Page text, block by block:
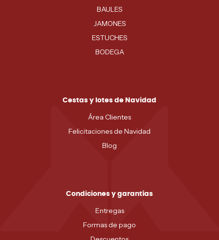
BAULES
JAMONES
ESTUCHES
BODEGA
Cestas y lotes de Navidad
Área Clientes
Felicitaciones de Navidad
Blog
Condiciones y garantías
Entregas
Formas de pago